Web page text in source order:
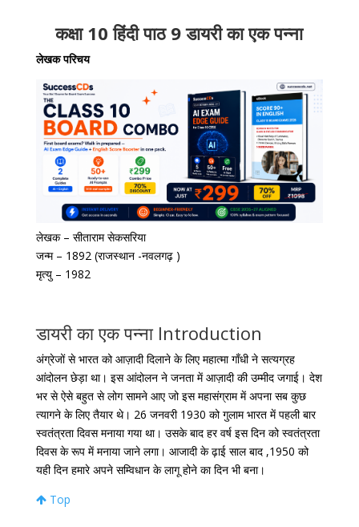
कक्षा 10 हिंदी पाठ 9 डायरी का एक पन्ना
लेखक परिचय
लेखक – सीताराम सेकसरिया
जन्म – 1892 (राजस्थान -नवलगढ़ )
मृत्यु – 1982
डायरी का एक पन्ना Introduction
अंग्रेजों से भारत को आज़ादी दिलाने के लिए महात्मा गाँधी ने सत्यग्रह
आंदोलन छेड़ा था। इस आंदोलन ने जनता में आज़ादी की उम्मीद जगाई। देश
भर से ऐसे बहुत से लोग सामने आए जो इस महासंग्राम में अपना सब कुछ
त्यागने के लिए तैयार थे। 26 जनवरी 1930 को गुलाम भारत में पहली बार
स्वतंत्रता दिवस मनाया गया था। उसके बाद हर वर्ष इस दिन को स्वतंत्रता
दिवस के रूप में मनाया जाने लगा। आजादी के ढ़ाई साल बाद ,1950 को
यही दिन हमारे अपने सम्विधान के लागू होने का दिन भी बना।
Top